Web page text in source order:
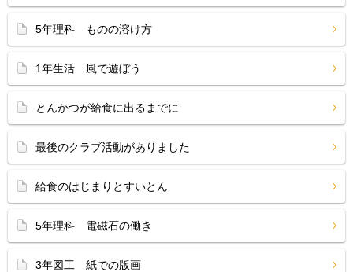
5年理科 ものの溶け方
1年生活 風で遊ぼう
とんかつが給食に出るまでに
最後のクラブ活動がありました
給食のはじまりとすいとん
5年理科 電磁石の働き
3年図工 紙での版画